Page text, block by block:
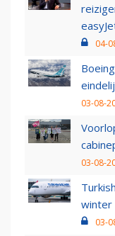
04-
03-08-
03-08-
winter
03-